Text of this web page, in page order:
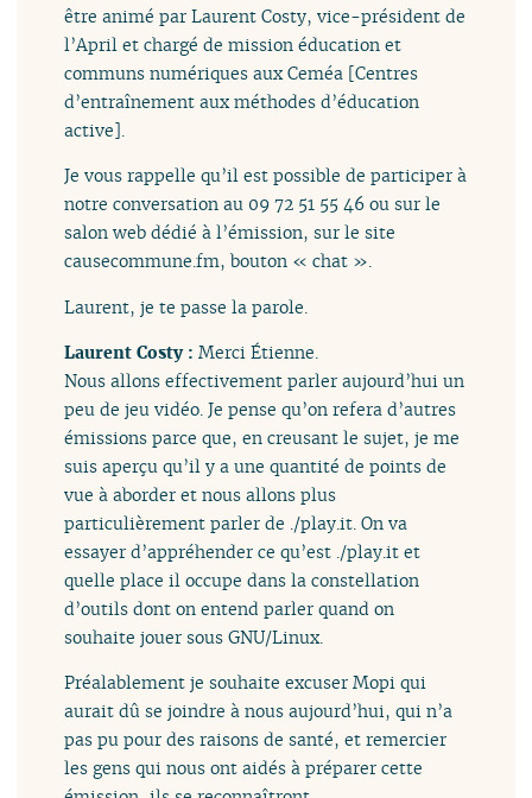
être animé par Laurent Costy, vice-président de
l’April et chargé de mission éducation et
communs numériques aux Ceméa [Centres
d’entraînement aux méthodes d’éducation
active].
Je vous rappelle qu’il est possible de participer à
notre conversation au 09 72 51 55 46 ou sur le
salon web dédié à l’émission, sur le site
causecommune.fm, bouton « chat ».
Laurent, je te passe la parole.
Laurent Costy :Merci Étienne.
Nous allons effectivement parler aujourd’hui un
peu de jeu vidéo. Je pense qu’on refera d’autres
émissions parce que, en creusant le sujet, je me
suis aperçu qu’il y a une quantité de points de
vue à aborder et nous allons plus
particulièrement parler de ./play.it. On va
essayer d’appréhender ce qu’est ./play.it et
quelle place il occupe dans la constellation
d’outils dont on entend parler quand on
souhaite jouer sous GNU/Linux.
Préalablement je souhaite excuser Mopi qui
aurait dû se joindre à nous aujourd’hui, qui n’a
pas pu pour des raisons de santé, et remercier
les gens qui nous ont aidés à préparer cette